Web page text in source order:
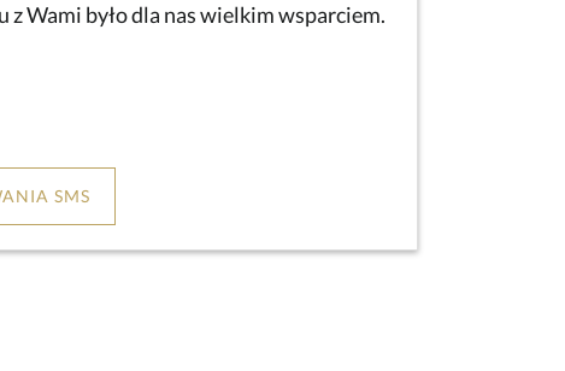
z Wami było dla nas wielkim wsparciem.
SMS